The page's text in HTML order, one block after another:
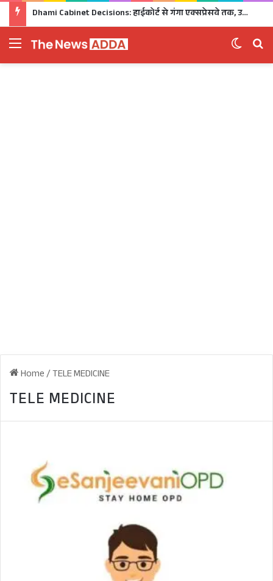
Dhami Cabinet Decisions: हाईकोर्ट से गंगा एक्सप्रेसवे तक, उत्तराखंड कैबिनेट के बड़े फैसले Click
Menu
Home/TELE MEDICINE
TELE MEDICINE